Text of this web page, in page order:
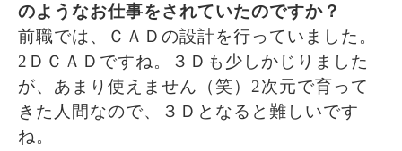
のようなお仕事をされていたのですか？
前職では、ＣＡＤの設計を行っていました。
2ＤＣＡＤですね。３Ｄも少しかじりました
が、あまり使えません（笑）2次元で育って
きた人間なので、３Ｄとなると難しいです
ね。